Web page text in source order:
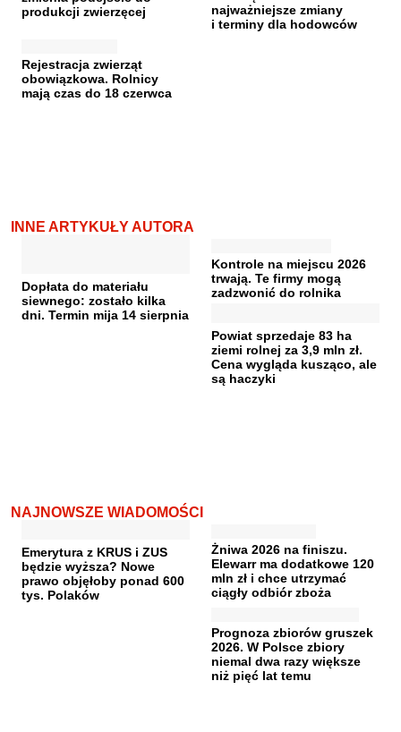
produkcji zwierzęcej
najważniejsze zmiany
i terminy dla hodowców
Rejestracja zwierząt
obowiązkowa. Rolnicy
mają czas do 18 czerwca
INNE ARTYKUŁY AUTORA
Dopłata do materiału
siewnego: zostało kilka
dni. Termin mija 14 sierpnia
Kontrole na miejscu 2026
trwają. Te firmy mogą
zadzwonić do rolnika
Powiat sprzedaje 83 ha
ziemi rolnej za 3,9 mln zł.
Cena wygląda kusząco, ale
są haczyki
NAJNOWSZE WIADOMOŚCI
Emerytura z KRUS i ZUS
będzie wyższa? Nowe
prawo objęłoby ponad 600
tys. Polaków
Żniwa 2026 na finiszu.
Elewarr ma dodatkowe 120
mln zł i chce utrzymać
ciągły odbiór zboża
Prognoza zbiorów gruszek
2026. W Polsce zbiory
niemal dwa razy większe
niż pięć lat temu